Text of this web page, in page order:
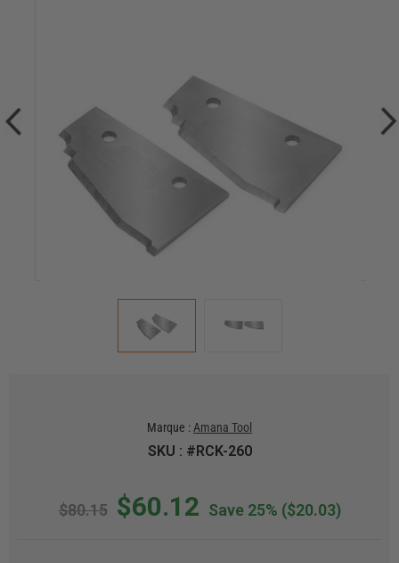
Marque : Amana Tool
SKU : #RCK-260
$80.15 $60.12 Save 25% ($20.03)